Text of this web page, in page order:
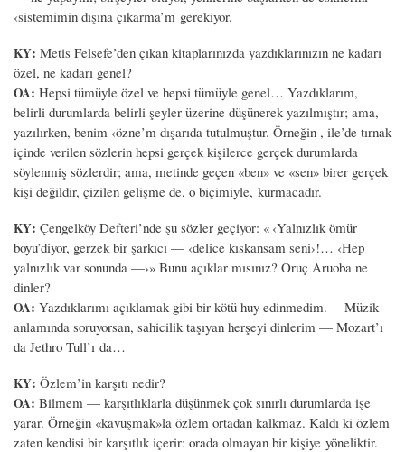
‹sistemimin dışına çıkarma’m gerekiyor.
KY: Metis Felsefe’den çıkan kitaplarınızda yazdıklarınızın ne kadarı
özel, ne kadarı genel?
OA: Hepsi tümüyle özel ve hepsi tümüyle genel… Yazdıklarım,
belirli durumlarda belirli şeyler üzerine düşünerek yazılmıştır; ama,
yazılırken, benim ‹özne’m dışarıda tutulmuştur. Örneğin , ile’de tırnak
içinde verilen sözlerin hepsi gerçek kişilerce gerçek durumlarda
söylenmiş sözlerdir; ama, metinde geçen «ben» ve «sen» birer gerçek
kişi değildir, çizilen gelişme de, o biçimiyle, kurmacadır.
KY: Çengelköy Defteri’nde şu sözler geçiyor: « ‹Yalnızlık ömür
boyu’diyor, gerzek bir şarkıcı — ‹delice kıskansam seni›!… ‹Hep
yalnızlık var sonunda —›» Bunu açıklar mısınız? Oruç Aruoba ne
dinler?
OA: Yazdıklarımı açıklamak gibi bir kötü huy edinmedim. —Müzik
anlamında soruyorsan, sahicilik taşıyan herşeyi dinlerim — Mozart’ı
da Jethro Tull’ı da…
KY: Özlem’in karşıtı nedir?
OA: Bilmem — karşıtlıklarla düşünmek çok sınırlı durumlarda işe
yarar. Örneğin «kavuşmak»la özlem ortadan kalkmaz. Kaldı ki özlem
zaten kendisi bir karşıtlık içerir: orada olmayan bir kişiye yöneliktir.